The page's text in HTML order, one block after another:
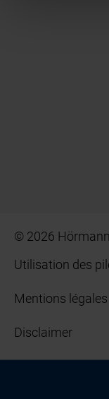
© 2026 Hörmann
Utilisation des
Mentions légales
Disclaimer